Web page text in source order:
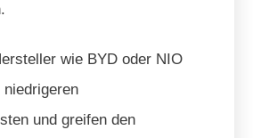
wie BYD oder NIO
und greifen den